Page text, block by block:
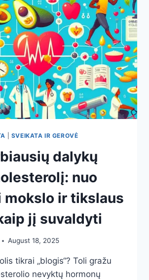
SVEIKATA IR GEROVĖ
dalykų
nuo
mokslo ir tikslaus
jį suvaldyti
August 18, 2025
tikrai „blogis“? Toli gražu
nevyktų hormonų